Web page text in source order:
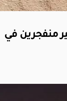
منفجرين في